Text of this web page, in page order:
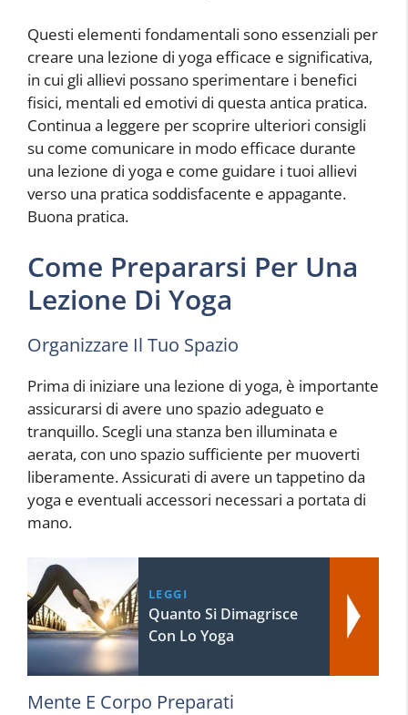
Questi elementi fondamentali sono essenziali per
creare una lezione di yoga efficace e significativa,
in cui gli allievi possano sperimentare i benefici
fisici, mentali ed emotivi di questa antica pratica.
Continua a leggere per scoprire ulteriori consigli
su come comunicare in modo efficace durante
una lezione di yoga e come guidare i tuoi allievi
verso una pratica soddisfacente e appagante.
Buona pratica.
Come Prepararsi Per Una
Lezione Di Yoga
Organizzare Il Tuo Spazio
Prima di iniziare una lezione di yoga, è importante
assicurarsi di avere uno spazio adeguato e
tranquillo. Scegli una stanza ben illuminata e
aerata, con uno spazio sufficiente per muoverti
liberamente. Assicurati di avere un tappetino da
yoga e eventuali accessori necessari a portata di
mano.
LEGGI
Quanto Si Dimagrisce
Con Lo Yoga
Mente E Corpo Preparati